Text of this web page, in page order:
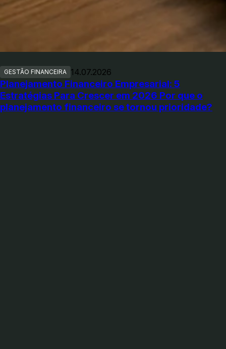
GESTÃO FINANCEIRA 14.07.2026
Planejamento Financeiro Empresarial: 5
Estratégias Para Crescer em 2026 Por que o
planejamento financeiro se tornou prioridade?